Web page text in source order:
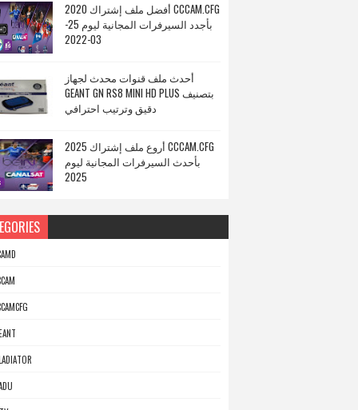
أفضل ملف إشتراك 2020 CCCAM.CFG
بأجدد السيرفرات المجانية ليوم 25-
03-2022
أحدث ملف قنوات محدث لجهاز
GEANT GN RS8 MINI HD PLUS بتصنيف
دقيق وترتيب احترافي
أروع ملف إشتراك 2025 CCCAM.CFG
بأحدث السيرفرات المجانية ليوم
2025